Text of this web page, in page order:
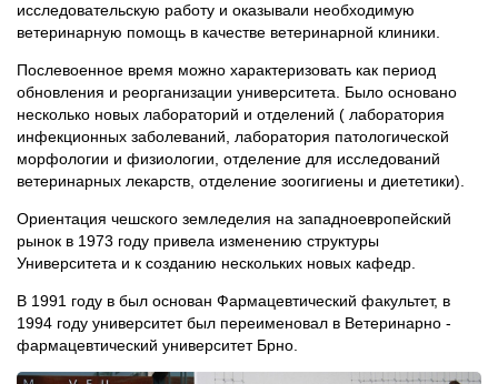
исследовательскую работу и оказывали необходимую
ветеринарную помощь в качестве ветеринарной клиники.
Послевоенное время можно характеризовать как период
обновления и реорганизации университета. Было основано
несколько новых лабораторий и отделений ( лаборатория
инфекционных заболеваний, лаборатория патологической
морфологии и физиологии, отделение для исследований
ветеринарных лекарств, отделение зоогигиены и диететики).
Ориентация чешского земледелия на западноевропейский
рынок в 1973 году привела изменению структуры
Университета и к созданию нескольких новых кафедр.
В 1991 году в был основан Фармацевтический факультет, в
1994 году университет был переименовал в Ветеринарно -
фармацевтический университет Брно.